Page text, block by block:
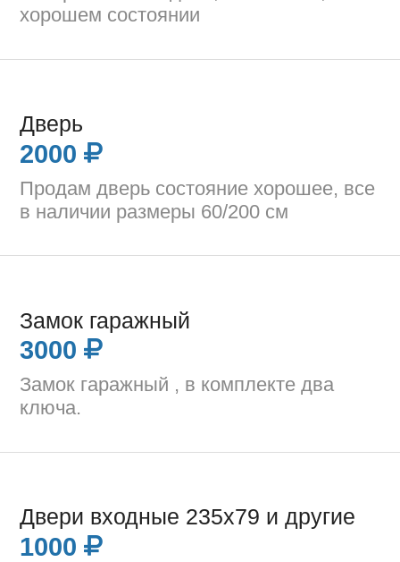
хорошем состоянии
Дверь
2000
Продам дверь состояние хорошее, все
в наличии размеры 60/200 см
Замок гаражный
3000
Замок гаражный , в комплекте два
ключа.
Двери входные 235х79 и другие
1000